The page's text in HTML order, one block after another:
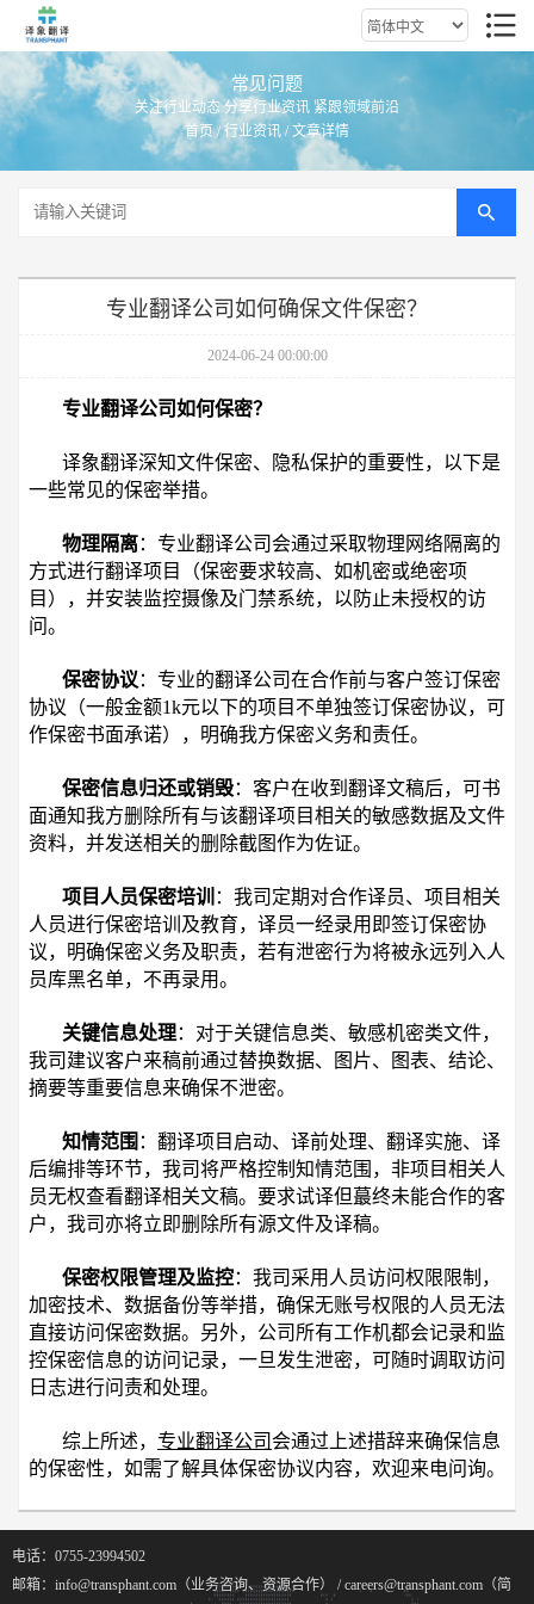
常见问题
关注行业动态 分享行业资讯 紧跟领域前沿
首页/行业资讯 / 文章详情
专业翻译公司如何确保文件保密？
2024-06-24 00:00:00
专业翻译公司如何保密？
译象翻译深知文件保密、隐私保护的重要性，以下是
一些常见的保密举措。
物理隔离：专业翻译公司会通过采取物理网络隔离的
方式进行翻译项目（保密要求较高、如机密或绝密项
目），并安装监控摄像及门禁系统，以防止未授权的访
问。
保密协议 ：专业的翻译公司在合作前与客户签订保密
协议（一般金额1k元以下的项目不单独签订保密协议，可
作保密书面承诺），明确我方保密义务和责任。
保密信息归还或销毁：客户在收到翻译文稿后，可书
面通知我方删除所有与该翻译项目相关的敏感数据及文件
资料，并发送相关的删除截图作为佐证。
项目人员保密培训 ：我司定期对合作译员、项目相关
人员进行保密培训及教育，译员一经录用即签订保密协
议，明确保密义务及职责，若有泄密行为将被永远列入人
员库黑名单，不再录用。
关键信息处理：对于关键信息类、敏感机密类文件，
我司建议客户来稿前通过替换数据、图片、图表、结论、
摘要等重要信息来确保不泄密。
知情范围 ：翻译项目启动、译前处理、翻译实施、译
后编排等环节，我司将严格控制知情范围，非项目相关人
员无权查看翻译相关文稿。要求试译但蕞终未能合作的客
户，我司亦将立即删除所有源文件及译稿。
保密权限管理及监控：我司采用人员访问权限限制，
加密技术、数据备份等举措，确保无账号权限的人员无法
直接访问保密数据。另外，公司所有工作机都会记录和监
控保密信息的访问记录，一旦发生泄密，可随时调取访问
日志进行问责和处理。
综上所述， 专业翻译公司 会通过上述措辞来确保信息
的保密性，如需了解具体保密协议内容，欢迎来电问询。
电话：0755-23994502
邮箱：info@transphant.com（业务咨询、资源合作） / careers@transphant.com（简